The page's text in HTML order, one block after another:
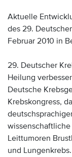
Aktuelle
des 29.
Februar 2010 in
29. Deutscher
Heilung
Deutsche
Krebskongress,
Leittumoren
und